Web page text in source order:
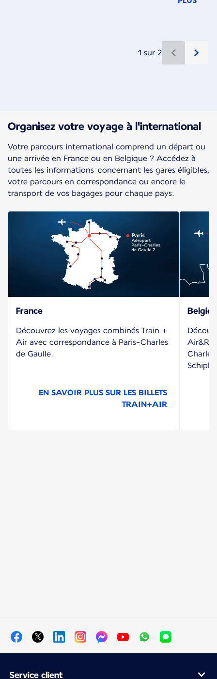
1 sur 2
Organisez votre voyage à l'international
Votre parcours international comprend un départ ou
une arrivée en France ou en Belgique ? Accédez à
toutes les informations concernant les gares éligibles,
votre parcours en correspondance ou encore le
transport de vos bagages pour chaque pays.
France
Découvrez les voyages combinés Train +
Air avec correspondance à Paris-Charles
de Gaulle.
EN SAVOIR PLUS SUR LES BILLETS
TRAIN+AIR
Service client